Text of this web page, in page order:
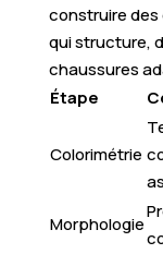
construire
qui structure,
chaussures
Étape
Colorimétrie
Morphologie